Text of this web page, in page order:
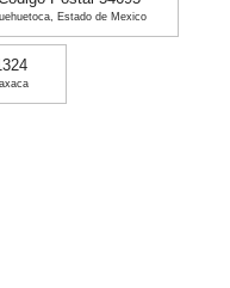
Estado de Mexico